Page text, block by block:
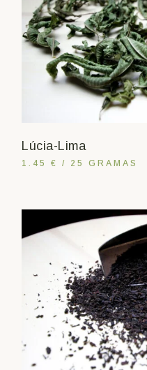
Lúcia-Lima
1.45 € / 25 GRAMAS